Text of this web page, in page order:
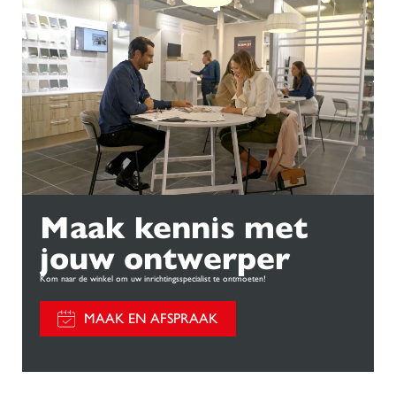
Maak kennis met
jouw ontwerper
Kom naar de winkel om uw inrichtingsspecialist te ontmoeten!
MAAK EN AFSPRAAK